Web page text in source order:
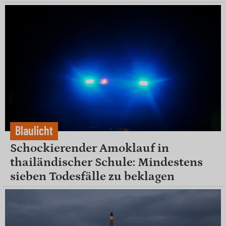
Blaulicht
Schockierender Amoklauf in
thailändischer Schule: Mindestens
sieben Todesfälle zu beklagen